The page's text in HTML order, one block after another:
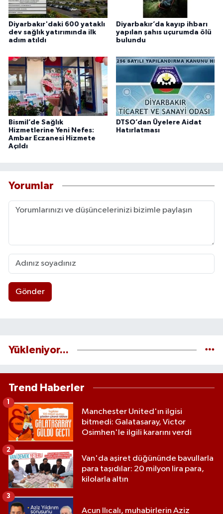
Diyarbakır'daki 600 yataklı
dev sağlık yatırımında ilk
adım atıldı
Diyarbakır’da kayıp ihbarı
yapılan şahıs uçurumda ölü
bulundu
Bismil’de Sağlık
Hizmetlerine Yeni Nefes:
Ambar Eczanesi Hizmete
Açıldı
DTSO’dan Üyelere Aidat
Hatırlatması
Yorumlar
Gönder
Yükleniyor...
Trend Haberler
Manchester United'ın ilgisi
bitmedi: Galatasaray, Victor
Osimhen'le ilgili kararını verdi
Van'da aşiret düğününde bavullarla
para taşıdılar: 20 milyon lira para,
kilolarla altın
2
Acun Ilıcalı, muhabirlerin Aziz
3